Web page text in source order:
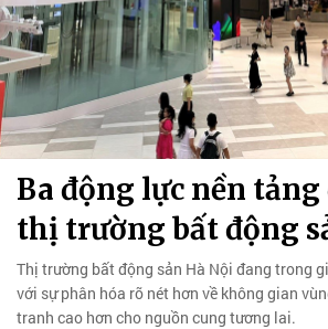
Ba động lực nền
thị trường bất động
Thị trường bất động sản Hà Nội đang trong
với sự phân hóa rõ nét hơn về không gian
tranh cao hơn cho nguồn cung tương lai.